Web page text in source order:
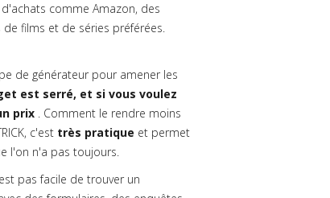
comme Amazon, des
films et de séries préférées.
de générateur pour amener les
est serré, et si vous voulez
prix . Comment le rendre moins
c'est très pratique et permet
l'on n'a pas toujours.
pas facile de trouver un